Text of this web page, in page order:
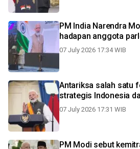
PM India Narendra
hadapan anggota
07 July 2026 17:34 WIB
Antariksa salah satu
strategis Indonesia
07 July 2026 17:31 WIB
PM Modi sebut